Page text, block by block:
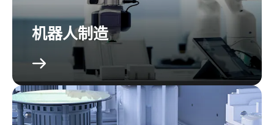
机器人制造